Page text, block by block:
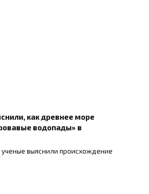
как древнее море
водопады» в
выяснили происхождение